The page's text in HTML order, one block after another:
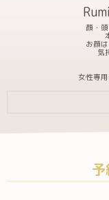
顔・
お顔
気
女性専